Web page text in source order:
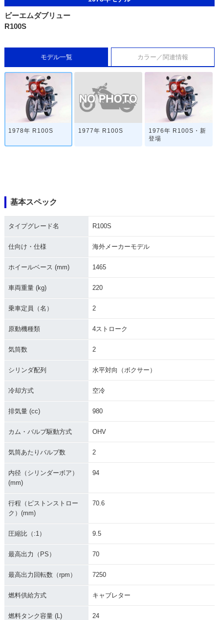
ビーエムダブリュー
R100S
モデル一覧 カラー／関連情報
1978年 R100S 1977年 R100S
1976年 R100S・新
登場
基本スペック
タイプグレード名 R100S
仕向け・仕様 海外メーカーモデル
ホイールベース (mm) 1465
車両重量 (kg) 220
乗車定員（名） 2
原動機種類 4ストローク
気筒数 2
シリンダ配列 水平対向（ボクサー）
冷却方式 空冷
排気量 (cc) 980
カム・バルブ駆動方式 OHV
気筒あたりバルブ数 2
内径（シリンダーボア）
(mm)
94
行程（ピストンストロー
ク）(mm)
70.6
圧縮比（:1） 9.5
最高出力（PS） 70
最高出力回転数（rpm） 7250
燃料供給方式 キャブレター
燃料タンク容量 (L) 24